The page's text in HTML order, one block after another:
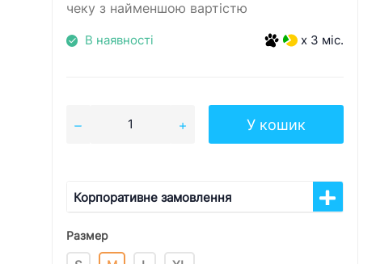
чеку з найменшою вартістю
В наявності x 3 міс.
У кошик
Корпоративне замовлення
Размер